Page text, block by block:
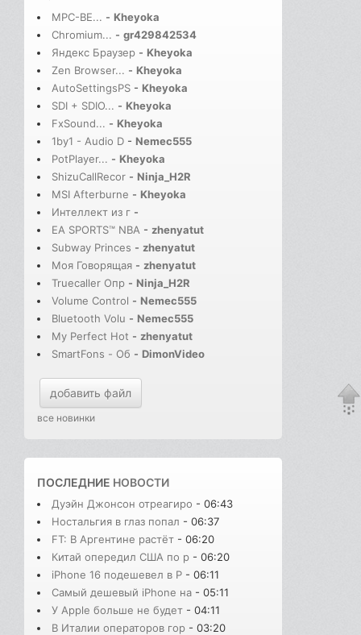
MPC-BE... - Kheyoka
Chromium... - gr429842534
Яндекс Браузер - Kheyoka
Zen Browser... - Kheyoka
AutoSettingsPS - Kheyoka
SDI + SDIO... - Kheyoka
FxSound... - Kheyoka
1by1 - Audio D - Nemec555
PotPlayer... - Kheyoka
ShizuCallRecor - Ninja_H2R
MSI Afterburne - Kheyoka
Интеллект из г -
EA SPORTS™ NBA - zhenyatut
Subway Princes - zhenyatut
Моя Говорящая - zhenyatut
Truecaller Опр - Ninja_H2R
Volume Control - Nemec555
Bluetooth Volu - Nemec555
My Perfect Hot - zhenyatut
SmartFons - Об - DimonVideo
добавить файл
все новинки
ПОСЛЕДНИЕ НОВОСТИ
Дуэйн Джонсон отреагиро - 06:43
Ностальгия в глаз попал - 06:37
FT: В Аргентине растёт - 06:20
Китай опередил США по р - 06:20
iPhone 16 подешевел в Р - 06:11
Самый дешевый iPhone на - 05:11
У Apple больше не будет - 04:11
В Италии операторов гор - 03:20